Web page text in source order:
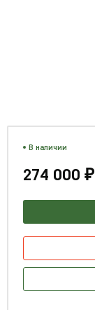
В наличии
274 000 ₽